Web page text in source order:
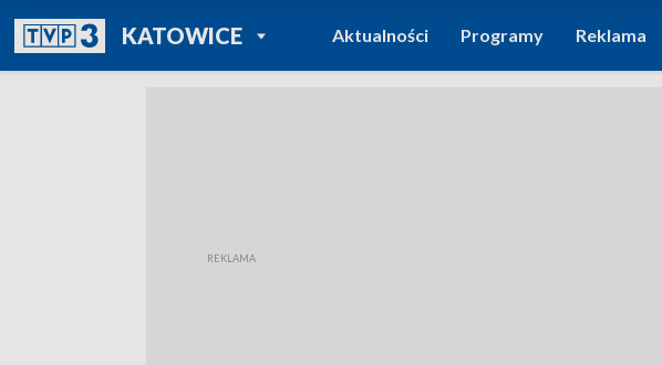
KATOWICEPOWRÓT DO
TVP REGIONY
Aktualności Programy Reklama